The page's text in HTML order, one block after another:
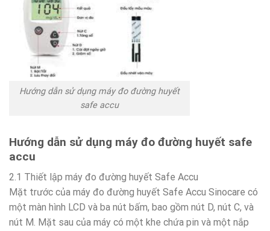
Hướng dẫn sử dụng máy đo đường huyết
safe accu
Hướng dẫn sử dụng máy đo đường huyết safe
accu
2.1 Thiết lập máy đo đường huyết Safe Accu
Mặt trước của máy đo đường huyết Safe Accu Sinocare có
một màn hình LCD và ba nút bấm, bao gồm nút D, nút C, và
nút M. Mặt sau của máy có một khe chứa pin và một nắp